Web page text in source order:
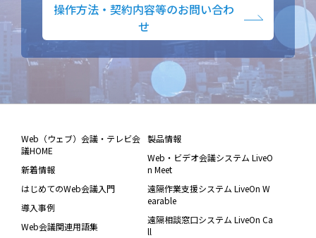
操作方法・契約内容等のお問い合わ
せ
Web（ウェブ）会議・テレビ会
議HOME
新着情報
はじめてのWeb会議入門
導入事例
Web会議関連用語集
製品情報
Web・ビデオ会議システム LiveO
n Meet
遠隔作業支援システム LiveOn W
earable
遠隔相談窓口システム LiveOn Ca
ll